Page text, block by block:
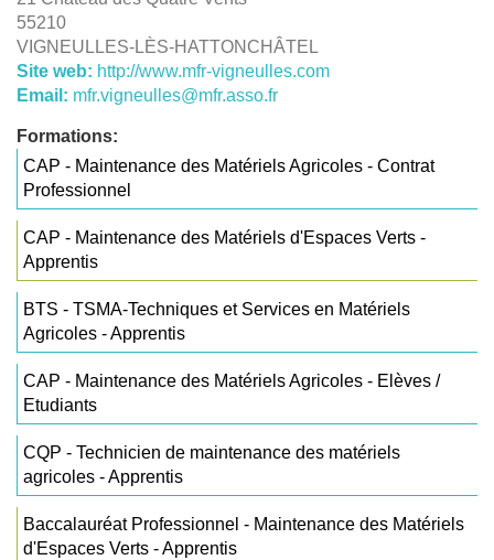
55210
VIGNEULLES-LÈS-HATTONCHÂTEL
Site web: http://www.mfr-vigneulles.com
Email: mfr.vigneulles@mfr.asso.fr
Formations:
CAP - Maintenance des Matériels Agricoles - Contrat
Professionnel
CAP - Maintenance des Matériels d'Espaces Verts -
Apprentis
BTS - TSMA-Techniques et Services en Matériels
Agricoles - Apprentis
CAP - Maintenance des Matériels Agricoles - Elèves /
Etudiants
CQP - Technicien de maintenance des matériels
agricoles - Apprentis
Baccalauréat Professionnel - Maintenance des Matériels
d'Espaces Verts - Apprentis